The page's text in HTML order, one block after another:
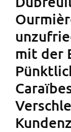
mit der